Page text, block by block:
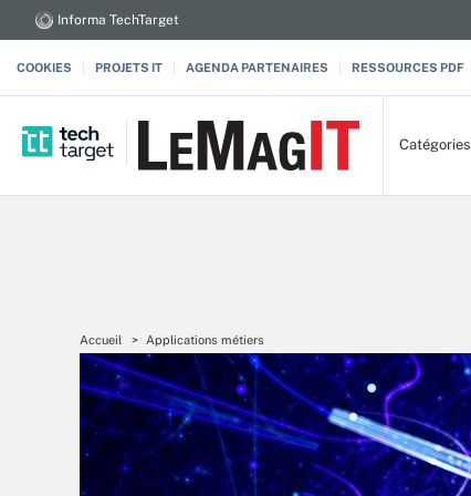
Informa TechTarget
COOKIES PROJETS IT AGENDA PARTENAIRES RESSOURCES PDF
Catégories
Accueil Applications métiers